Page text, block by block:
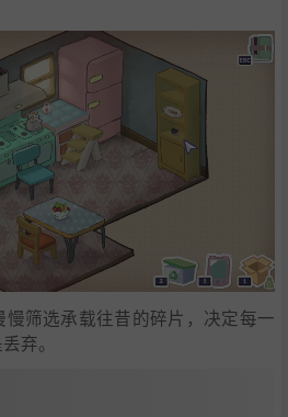
筛选承载往昔的碎片，决定每一
弃。